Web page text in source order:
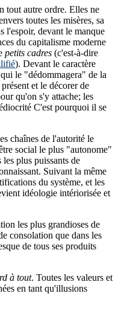
tout autre ordre. Elles ne
toutes les misères, sa
l'espoir, devant le manque
du capitalisme moderne
petits cadres (c'est-à-dire
). Devant le caractère
le "dédommagera" de la
et le décorer de
qu'on s'y attache; les
C'est pourquoi il se
chaînes de l'autorité le
social le plus "autonome"
plus puissants de
Suivant la même
du système, et les
idéologie intériorisée et
les plus grandioses de
consolation que dans les
de tous ses produits
à tout. Toutes les valeurs et
en tant qu'illusions